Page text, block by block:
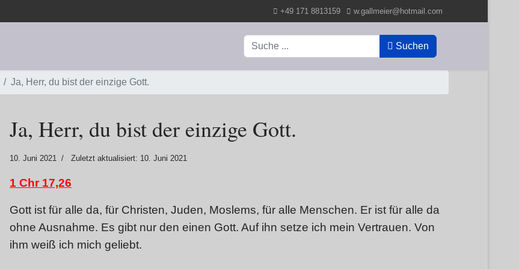
+49 171 8813159 w.gallmeier@hotmail.com
Suchen Suchen
Ja, Herr, du bist der einzige Gott.
Ja, Herr, du bist der einzige Gott.
10. Juni 2021 Zuletzt aktualisiert: 10. Juni 2021
1 Chr 17,26
Gott ist für alle da, für Christen, Juden, Moslems, für alle Menschen. Er ist für alle da
ohne Ausnahme. Es gibt nur den einen Gott. Auf ihn setze ich mein Vertrauen. Von
ihm weiß ich mich geliebt.